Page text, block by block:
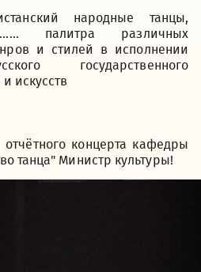
народные танцы,
палитра различных
и стилей в исполнении
государственного
искусств
концерта кафедры
танца" Министр культуры!